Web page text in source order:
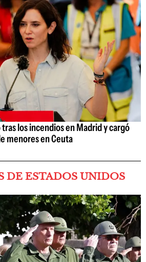
los incendios en Madrid y cargó
menores en Ceuta
DE ESTADOS UNIDOS